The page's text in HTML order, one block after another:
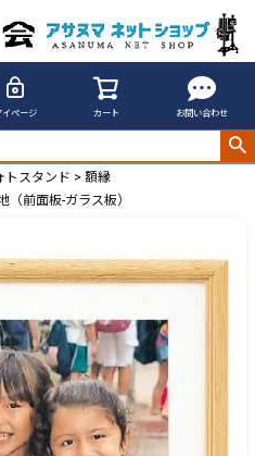
イページ カート お問い合わせ
トスタンド
額縁
（前面板-ガラス板）